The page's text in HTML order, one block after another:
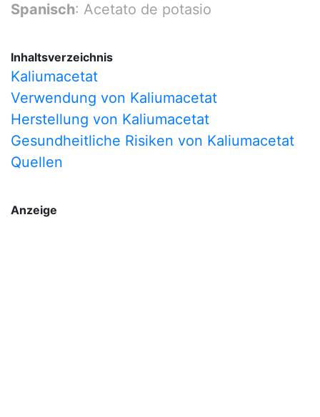
Spanisch: Acetato de potasio
Inhaltsverzeichnis
Kaliumacetat
Verwendung von Kaliumacetat
Herstellung von Kaliumacetat
Gesundheitliche Risiken von Kaliumacetat
Quellen
Anzeige